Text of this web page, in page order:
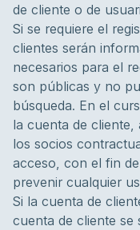
de cliente o de
Si se requiere el
clientes serán
necesarios para el
son públicas y no
búsqueda. En el
la cuenta de cliente,
los socios
acceso, con el fin
prevenir cualquier
Si la cuenta de
cuenta de cliente se